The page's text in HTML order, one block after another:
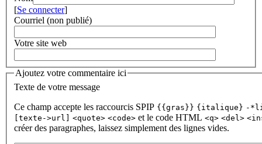
[Se connecter]
Courriel (non publié)
Votre site web
Ajoutez votre commentaire ici
Texte de votre message
Ce champ accepte les raccourcis SPIP {{gras}} {italique} -
[texte->url]
<quote> <code> et le code HTML <q> <del>
créer des paragraphes, laissez simplement des lignes vides.